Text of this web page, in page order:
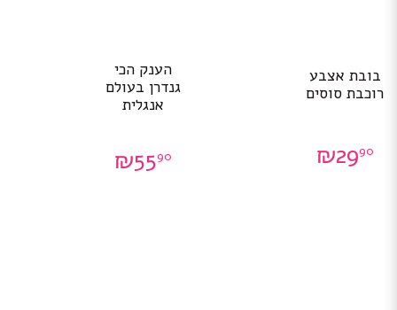
בובת אצבע
רוכבת סוסים
₪2990
הענק הכי
גנדרן בעולם
אנגלית
₪5590